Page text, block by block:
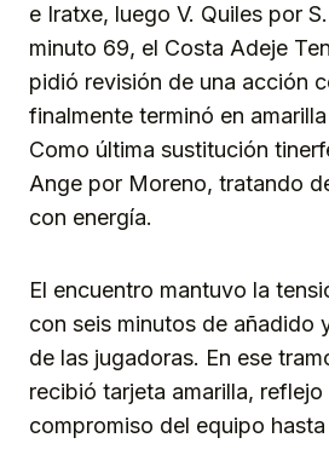
e Iratxe, luego V. Quiles por
minuto 69, el Costa Adeje
pidió revisión de una acción
finalmente terminó en
Como última sustitución
Ange por Moreno, tratando
con energía.
El encuentro mantuvo la
con seis minutos de añadido
de las jugadoras. En ese
recibió tarjeta amarilla,
compromiso del equipo